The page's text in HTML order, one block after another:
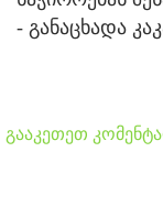
- განაცხადა
გააკეთეთ